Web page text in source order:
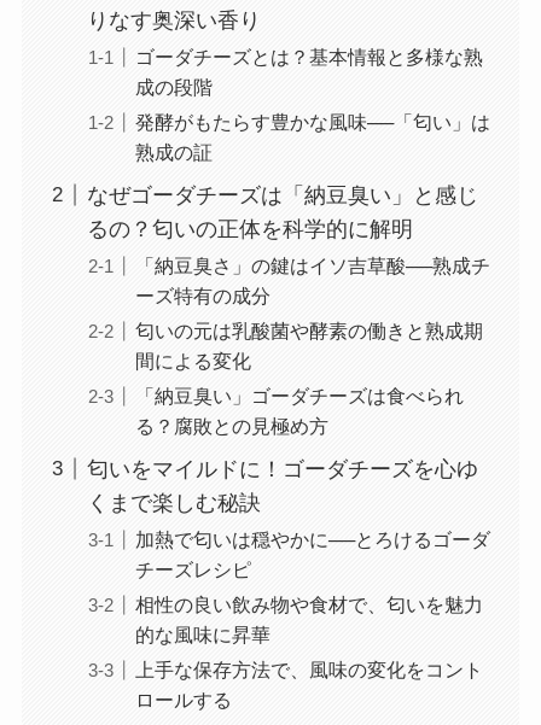
りなす奥深い香り
ゴーダチーズとは？基本情報と多様な熟
成の段階
発酵がもたらす豊かな風味──「匂い」は
熟成の証
なぜゴーダチーズは「納豆臭い」と感じ
るの？匂いの正体を科学的に解明
「納豆臭さ」の鍵はイソ吉草酸──熟成チ
ーズ特有の成分
匂いの元は乳酸菌や酵素の働きと熟成期
間による変化
「納豆臭い」ゴーダチーズは食べられ
る？腐敗との見極め方
匂いをマイルドに！ゴーダチーズを心ゆ
くまで楽しむ秘訣
加熱で匂いは穏やかに──とろけるゴーダ
チーズレシピ
相性の良い飲み物や食材で、匂いを魅力
的な風味に昇華
上手な保存方法で、風味の変化をコント
ロールする